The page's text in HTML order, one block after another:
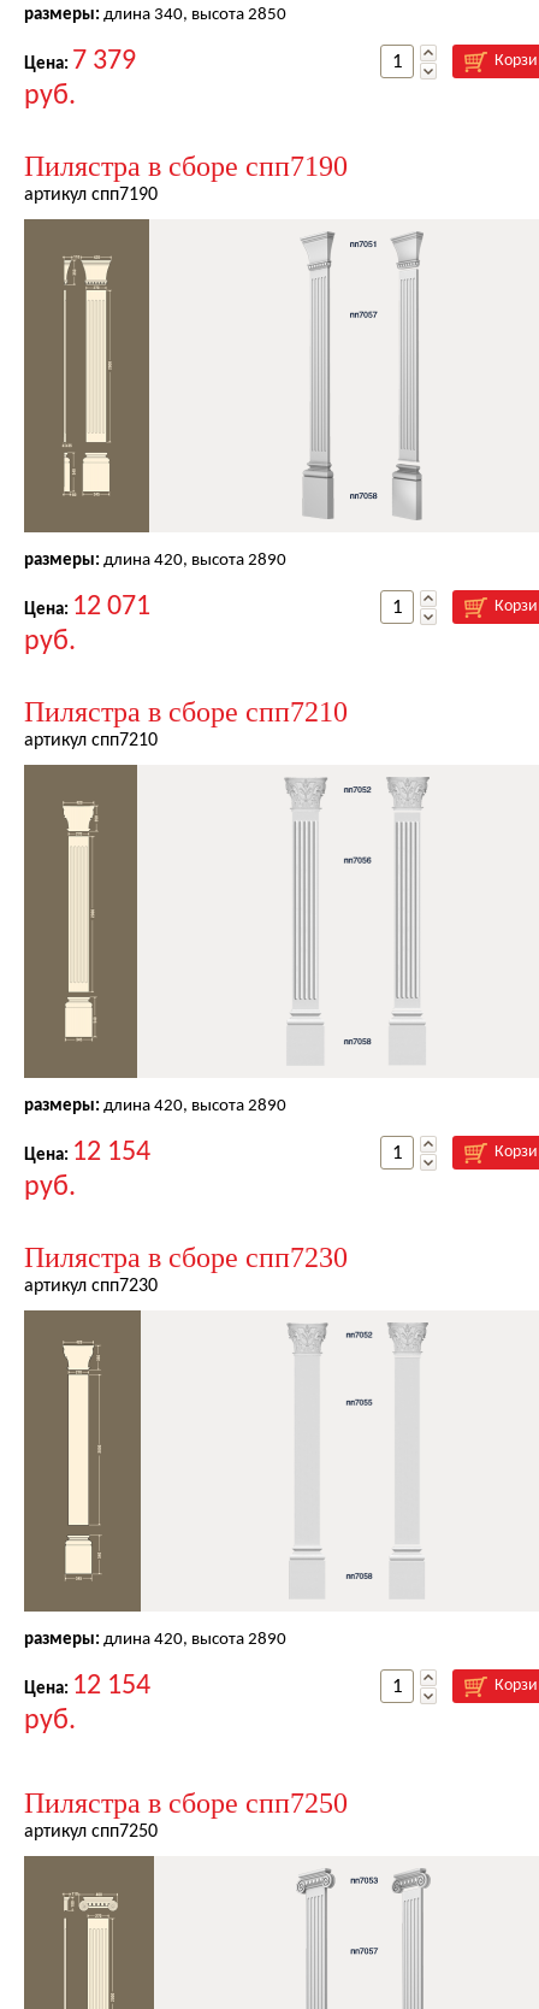
размеры: длина 340, высота 2850
Цена: 7 379
руб.
Пилястра в сборе спп7190
артикул спп7190
размеры: длина 420, высота 2890
Цена: 12 071
руб.
Пилястра в сборе спп7210
артикул спп7210
размеры: длина 420, высота 2890
Цена: 12 154
руб.
Пилястра в сборе спп7230
артикул спп7230
размеры: длина 420, высота 2890
Цена: 12 154
руб.
Пилястра в сборе спп7250
артикул спп7250